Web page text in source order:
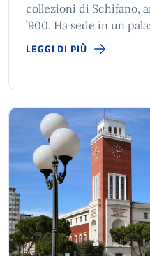
collezioni di Schifano,
’900. Ha sede in un
LEGGI DI PIÙ